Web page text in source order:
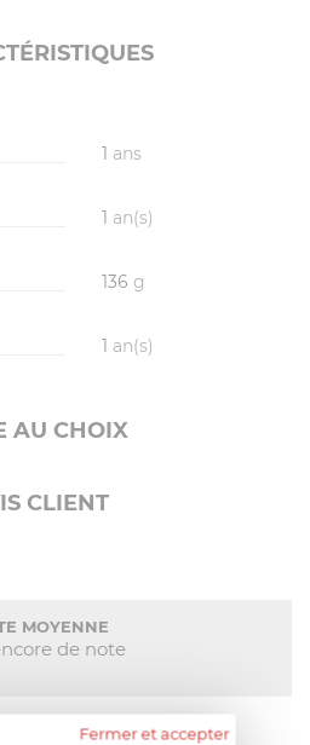
1 ans
1 an(s)
136 g
1 an(s)
AU CHOIX
CLIENT
MOYENNE
de note
Fermer et accepter